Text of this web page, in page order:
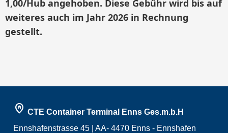
1,00/Hub angehoben. Diese Gebühr wird bis auf
weiteres auch im Jahr 2026 in Rechnung
gestellt.
home_pin CTE Container Terminal Enns Ges.m.b.H
Ennshafenstrasse 45 | AA- 4470 Enns - Ennshafen